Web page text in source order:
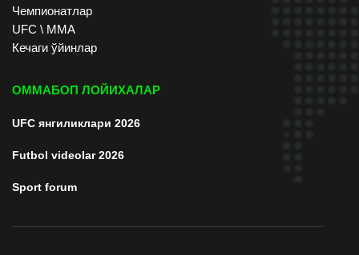
Чемпионатлар
UFC \ ММА
Кечаги ўйинлар
ОММАБОП ЛОЙИХАЛАР
UFC янгиликлари 2026
Futbol videolar 2026
Sport forum